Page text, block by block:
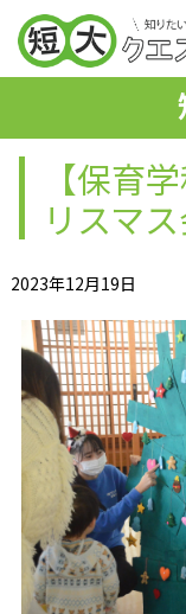
【保育
リスマ
2023年12月19日